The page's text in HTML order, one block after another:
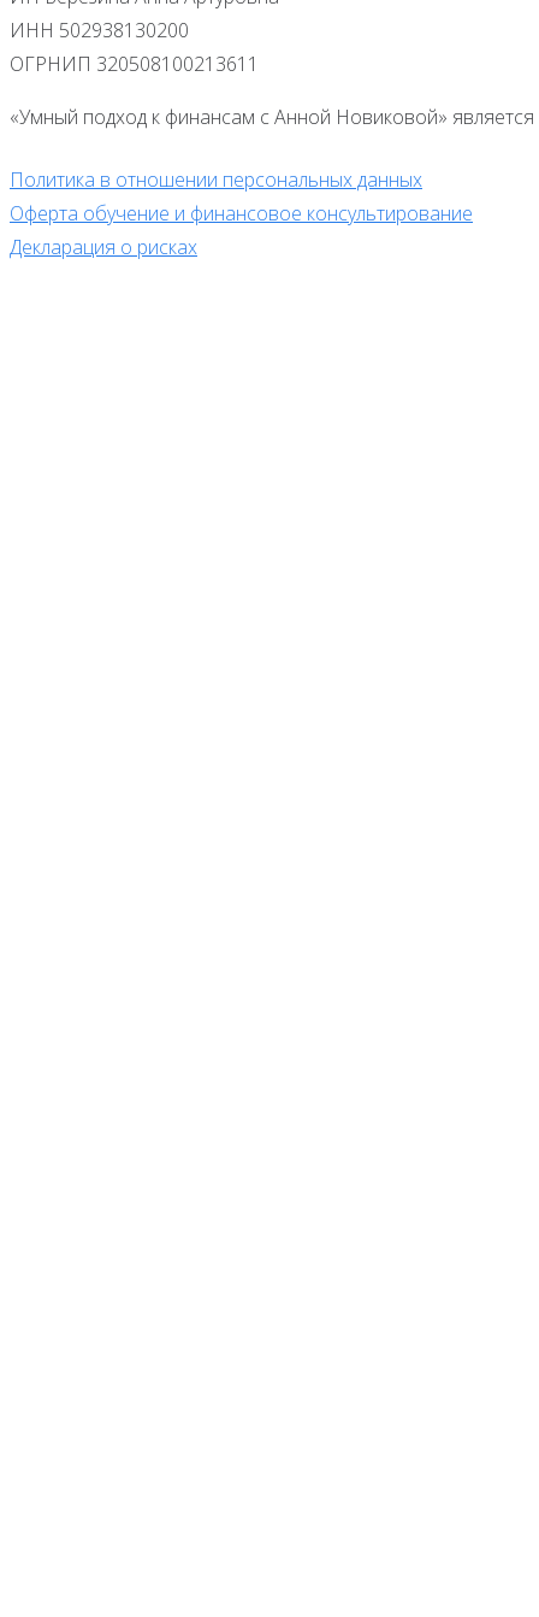
ИНН 502938130200
ОГРНИП 320508100213611
«Умный подход к финансам с Анной Новиковой»
Политика в отношении персональных данных
Оферта обучение и финансовое консультирование
Декларация о рисках